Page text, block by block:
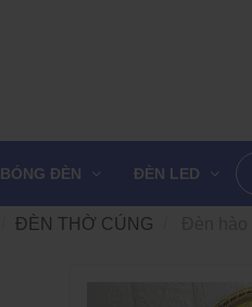
BÓNG ĐÈN ĐÈN LED
ĐÈN THỜ CÚNG